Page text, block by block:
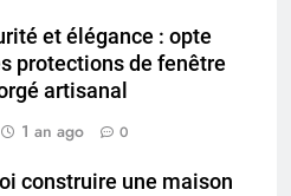
et élégance : opte
protections de fenêtre
artisanal
1 an ago 0
construire une maison